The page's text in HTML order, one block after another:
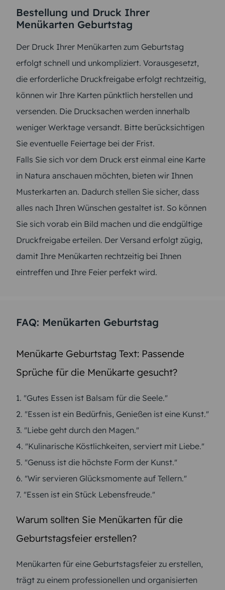
Bestellung und Druck Ihrer
Menükarten Geburtstag
Der Druck Ihrer Menükarten zum Geburtstag
erfolgt schnell und unkompliziert. Vorausgesetzt,
die erforderliche Druckfreigabe erfolgt rechtzeitig,
können wir Ihre Karten pünktlich herstellen und
versenden. Die Drucksachen werden innerhalb
weniger Werktage versandt. Bitte berücksichtigen
Sie eventuelle Feiertage bei der Frist.
Falls Sie sich vor dem Druck erst einmal eine Karte
in Natura anschauen möchten, bieten wir Ihnen
Musterkarten an. Dadurch stellen Sie sicher, dass
alles nach Ihren Wünschen gestaltet ist. So können
Sie sich vorab ein Bild machen und die endgültige
Druckfreigabe erteilen. Der Versand erfolgt zügig,
damit Ihre Menükarten rechtzeitig bei Ihnen
eintreffen und Ihre Feier perfekt wird.
FAQ: Menükarten Geburtstag
Menükarte Geburtstag Text: Passende
Sprüche für die Menükarte gesucht?
1. "Gutes Essen ist Balsam für die Seele."
2. "Essen ist ein Bedürfnis, Genießen ist eine Kunst."
3. "Liebe geht durch den Magen."
4. "Kulinarische Köstlichkeiten, serviert mit Liebe."
5. "Genuss ist die höchste Form der Kunst."
6. "Wir servieren Glücksmomente auf Tellern."
7. "Essen ist ein Stück Lebensfreude."
Warum sollten Sie Menükarten für die
Geburtstagsfeier erstellen?
Menükarten für eine Geburtstagsfeier zu erstellen,
trägt zu einem professionellen und organisierten